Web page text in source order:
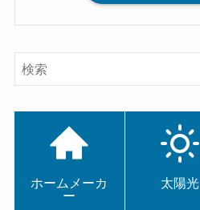
ホームメーカ
ー
太陽光